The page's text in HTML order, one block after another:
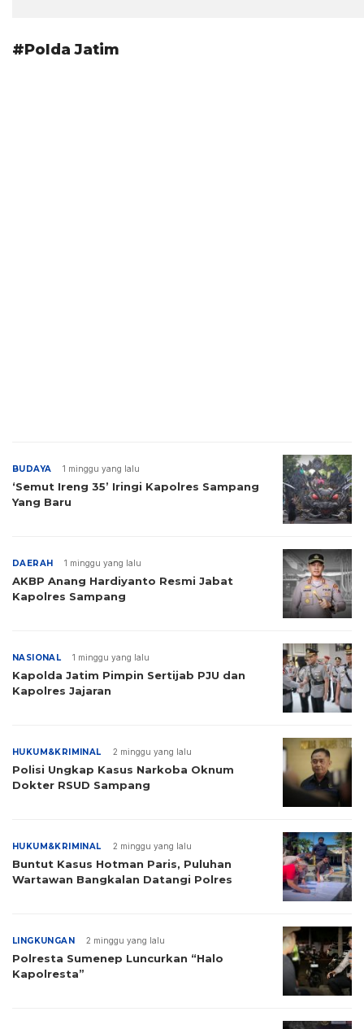
#Polda Jatim
BUDAYA 1 minggu yang lalu
‘Semut Ireng 35’ Iringi Kapolres Sampang
Yang Baru
DAERAH 1 minggu yang lalu
AKBP Anang Hardiyanto Resmi Jabat
Kapolres Sampang
NASIONAL 1 minggu yang lalu
Kapolda Jatim Pimpin Sertijab PJU dan
Kapolres Jajaran
HUKUM&KRIMINAL 2 minggu yang lalu
Polisi Ungkap Kasus Narkoba Oknum
Dokter RSUD Sampang
HUKUM&KRIMINAL 2 minggu yang lalu
Buntut Kasus Hotman Paris, Puluhan
Wartawan Bangkalan Datangi Polres
LINGKUNGAN 2 minggu yang lalu
Polresta Sumenep Luncurkan “Halo
Kapolresta”